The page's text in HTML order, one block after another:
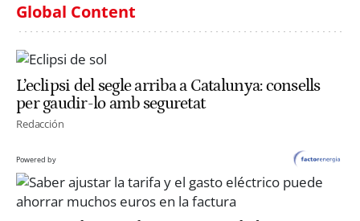
Global Content
L’eclipsi del segle arriba a Catalunya: consells
per gaudir-lo amb seguretat
Redacción
Powered by